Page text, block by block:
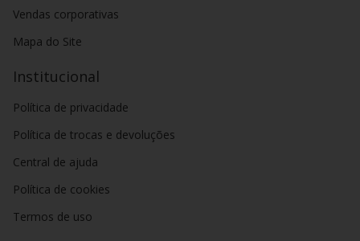
Vendas corporativas
Mapa do Site
Institucional
Política de privacidade
Política de trocas e devoluções
Central de ajuda
Política de cookies
Termos de uso